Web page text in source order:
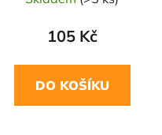
105 Kč
DO KOŠÍKU